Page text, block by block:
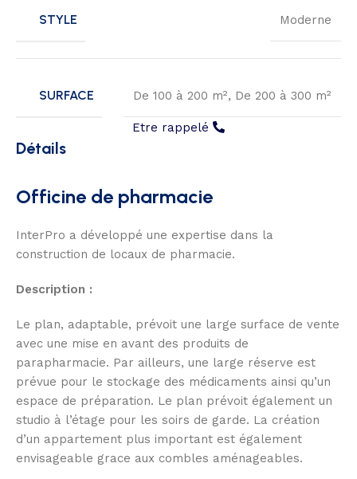
STYLE Moderne
SURFACE De 100 à 200 m², De 200 à 300 m²
Etre rappelé
Détails
Officine de pharmacie
InterPro a développé une expertise dans la
construction de locaux de pharmacie.
Description :
Le plan, adaptable, prévoit une large surface de vente
avec une mise en avant des produits de
parapharmacie. Par ailleurs, une large réserve est
prévue pour le stockage des médicaments ainsi qu’un
espace de préparation. Le plan prévoit également un
studio à l’étage pour les soirs de garde. La création
d’un appartement plus important est également
envisageable grace aux combles aménageables.